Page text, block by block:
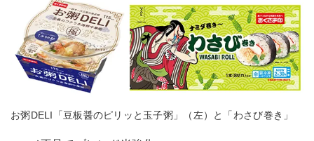
お粥DELI「豆板醤のピリッと玉子粥」（左）と「わさび巻き」